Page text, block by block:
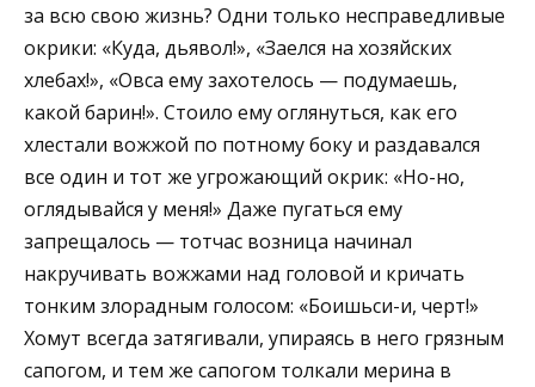
за всю свою жизнь? Одни только несправедливые
окрики: «Куда, дьявол!», «Заелся на хозяйских
хлебах!», «Овса ему захотелось — подумаешь,
какой барин!». Стоило ему оглянуться, как его
хлестали вожжой по потному боку и раздавался
все один и тот же угрожающий окрик: «Но-но,
оглядывайся у меня!» Даже пугаться ему
запрещалось — тотчас возница начинал
накручивать вожжами над головой и кричать
тонким злорадным голосом: «Боишьси-и, черт!»
Хомут всегда затягивали, упираясь в него грязным
сапогом, и тем же сапогом толкали мерина в